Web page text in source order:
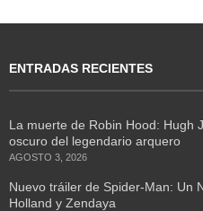
ENTRADAS RECIENTES
La muerte de Robin Hood: Hugh
oscuro del legendario arquero
AGOSTO 3, 2026
Nuevo tráiler de Spider-Man: Un
Holland y Zendaya